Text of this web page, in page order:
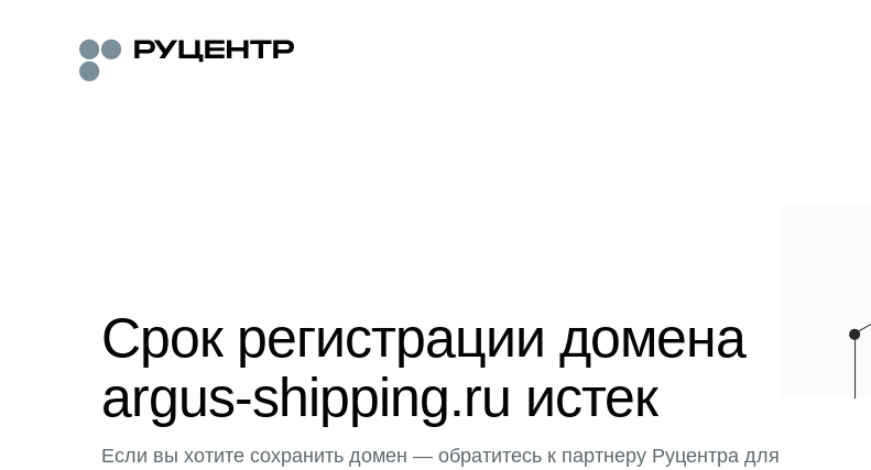
Срок регистрации домена
argus-shipping.ru истек
Если вы хотите сохранить домен — обратитесь к партнеру Руцентра для